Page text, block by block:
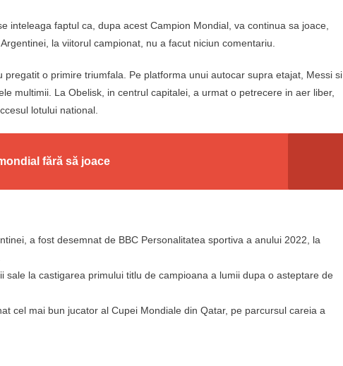
inteleaga faptul ca, dupa acest Campion Mondial, va continua sa joace,
la viitorul campionat, nu a facut niciun comentariu.
o primire triumfala. Pe platforma unui autocar supra etajat, Messi si
multimii. La Obelisk, in centrul capitalei, a urmat o petrecere in aer liber,
lotului national.
fără să joace
a fost desemnat de BBC Personalitatea sportiva a anului 2022, la
la castigarea primului titlu de campioana a lumii dupa o asteptare de
cel mai bun jucator al Cupei Mondiale din Qatar, pe parcursul careia a